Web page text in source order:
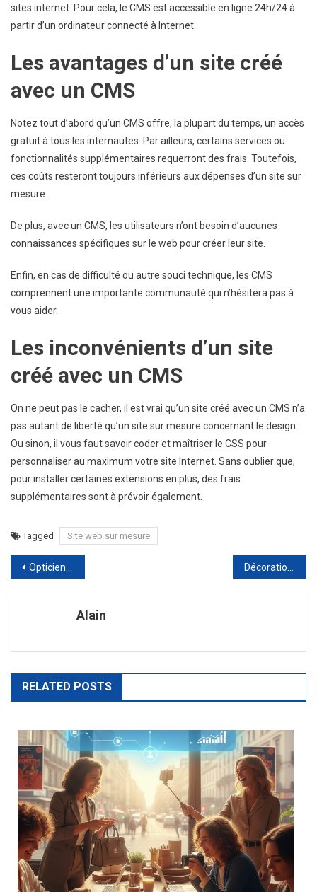
sites internet. Pour cela, le CMS est accessible en ligne 24h/24 à
partir d’un ordinateur connecté à Internet.
Les avantages d’un site créé
avec un CMS
Notez tout d’abord qu’un CMS offre, la plupart du temps, un accès
gratuit à tous les internautes. Par ailleurs, certains services ou
fonctionnalités supplémentaires requerront des frais. Toutefois,
ces coûts resteront toujours inférieurs aux dépenses d’un site sur
mesure.
De plus, avec un CMS, les utilisateurs n’ont besoin d’aucunes
connaissances spécifiques sur le web pour créer leur site.
Enfin, en cas de difficulté ou autre souci technique, les CMS
comprennent une importante communauté qui n’hésitera pas à
vous aider.
Les inconvénients d’un site
créé avec un CMS
On ne peut pas le cacher, il est vrai qu’un site créé avec un CMS n’a
pas autant de liberté qu’un site sur mesure concernant le design.
Ou sinon, il vous faut savoir coder et maîtriser le CSS pour
personnaliser au maximum votre site Internet. Sans oublier que,
pour installer certaines extensions en plus, des frais
supplémentaires sont à prévoir également.
Tagged Site web sur mesure
Navigation
de
l’article
Opticien Marseille : Lunettes de vue tendance
Alain
RELATED POSTS